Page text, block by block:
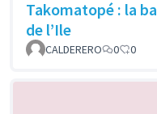
Takomatopé : la
de l’Ile
CALDERERO 0 0